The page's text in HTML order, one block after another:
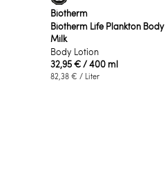
Biotherm
Biotherm Life Plankton Body
Milk
Body Lotion
32,95 €/ 400 ml
82,38 € / Liter